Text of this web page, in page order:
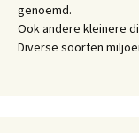
genoemd.
Ook andere kleinere
Diverse soorten